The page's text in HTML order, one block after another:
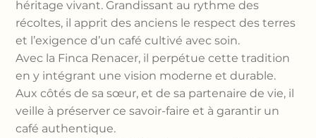
héritage vivant. Grandissant au rythme des
récoltes, il apprit des anciens le respect des terres
et l’exigence d’un café cultivé avec soin.
Avec la Finca Renacer, il perpétue cette tradition
en y intégrant une vision moderne et durable.
Aux côtés de sa sœur, et de sa partenaire de vie, il
veille à préserver ce savoir-faire et à garantir un
café authentique.